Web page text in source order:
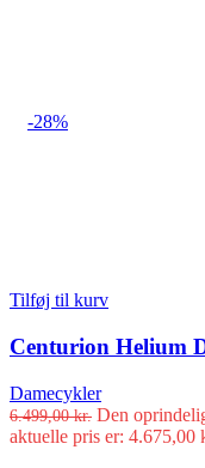
-28%
Tilføj til kurv
Centurion Helium
Damecykler
6.499,00kr. Den
aktuelle pris er: 4.675,00